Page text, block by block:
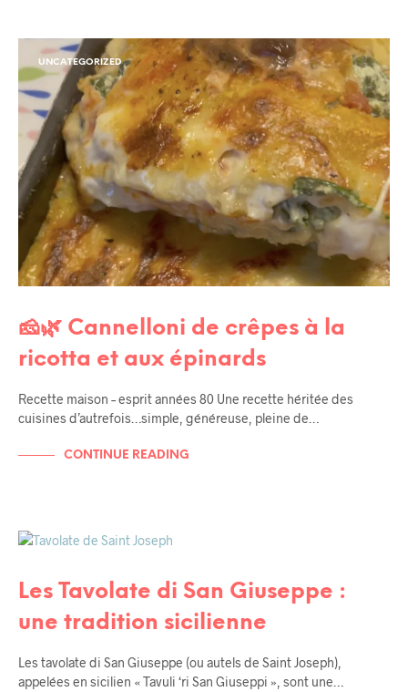
UNCATEGORIZED
🧀🌿 Cannelloni de crêpes à la
ricotta et aux épinards
Recette maison – esprit années 80 Une recette héritée des
cuisines d’autrefois…simple, généreuse, pleine de…
CONTINUE READING
Les Tavolate di San Giuseppe :
une tradition sicilienne
Les tavolate di San Giuseppe (ou autels de Saint Joseph),
appelées en sicilien « Tavuli ‘ri San Giuseppi », sont une…